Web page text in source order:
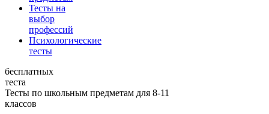
Тесты на
выбор
профессий
Психологические
тесты
бесплатных
теста
Тесты по школьным предметам для 8-11
классов